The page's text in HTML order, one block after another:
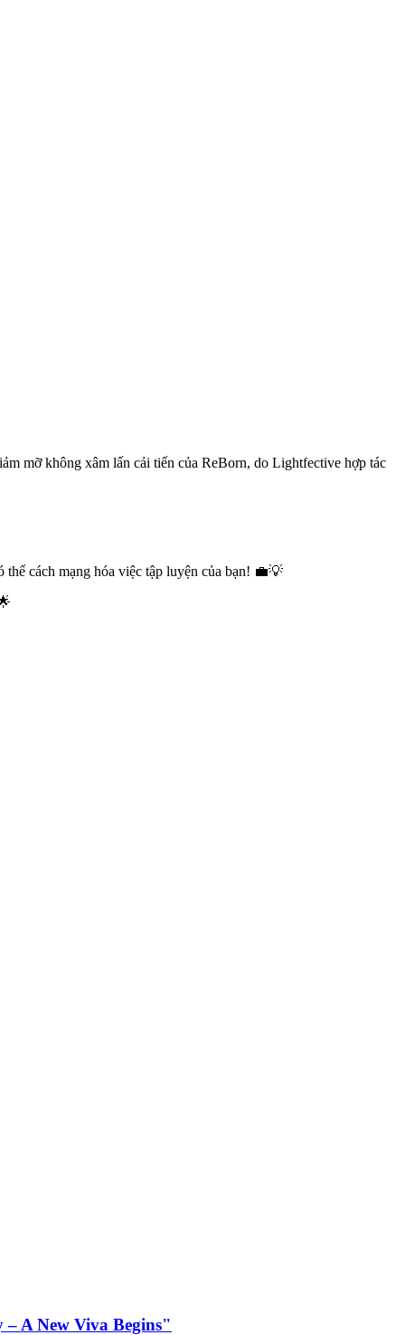
mỡ không xâm lấn cải tiến của ReBorn, do Lightfective hợp tác
cách mạng hóa việc tập luyện của bạn! 💼💡
A New Viva Begins"